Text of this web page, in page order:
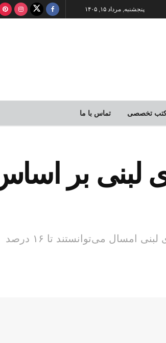
پنجشنبه, مرداد ۱۵, ۱۴۰۵
تخصصی تماس با ما
لبنی بر
سخنگوی انجمن صنایع فرآورده‌های لبنی گفت: براساس ضوابط، تمام تولیدکنندگان فرآورده‌های لبنی امسال می‌توانستند تا ۱۶ درصد